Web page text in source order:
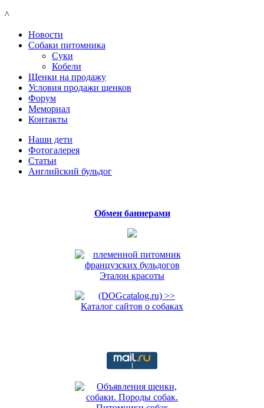
^
Новости
Собаки питомника
Суки
Кобели
Щенки на продажу
Условия продажи щенков
Форум
Мемориал
Контакты
Наши дети
Фотогалерея
Статьи
Английский бульдог
Обмен баннерами